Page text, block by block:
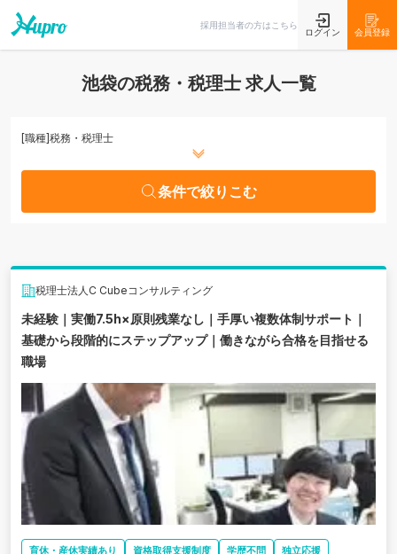
採用担当者の方はこちら
ログイン 会員登録
池袋の税務・税理士 求人一覧
[職種]税務・税理士
条件で絞りこむ
税理士法人C Cubeコンサルティング
未経験｜実働7.5h×原則残業なし｜手厚い複数体制サポート｜
基礎から段階的にステップアップ｜働きながら合格を目指せる
職場
育休・産休実績あり 資格取得支援制度 学歴不問
独立応援